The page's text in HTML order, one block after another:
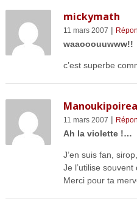
mickymath
11 mars 2007 |
waaooouuwww!!
c’est superbe
11 mars 2007 |
Ah la violette !…
J’en suis fan,
Je l’utilise
Merci pour ta